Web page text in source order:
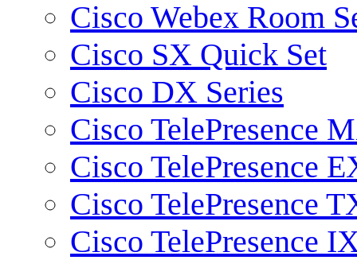
Cisco Webex Room
Cisco SX Quick Set
Cisco DX Series
Cisco TelePresence
Cisco TelePresence
Cisco TelePresence
Cisco TelePresence